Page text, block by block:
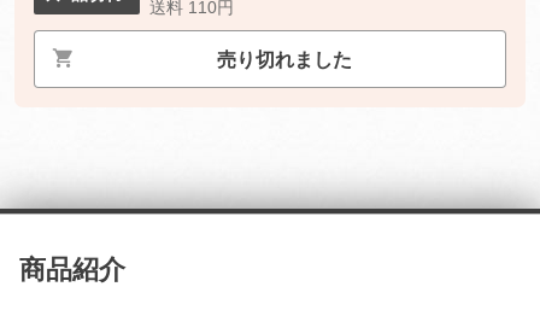
送料 110円
売り切れました
商品紹介